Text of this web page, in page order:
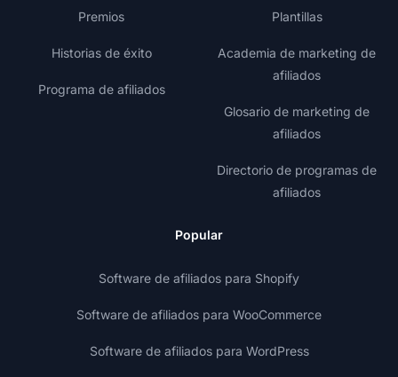
Premios
Historias de éxito
Programa de afiliados
Plantillas
Academia de marketing de
afiliados
Glosario de marketing de
afiliados
Directorio de programas de
afiliados
Popular
Software de afiliados para Shopify
Software de afiliados para WooCommerce
Software de afiliados para WordPress